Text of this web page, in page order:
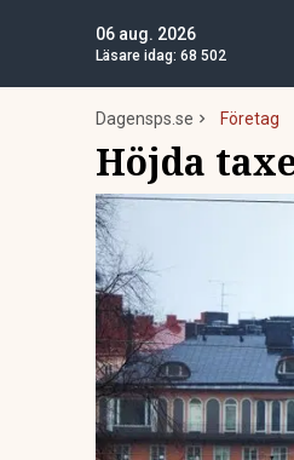
06 aug. 2026
Läsare idag: 68 502
Dagensps.se Företag
Höjda